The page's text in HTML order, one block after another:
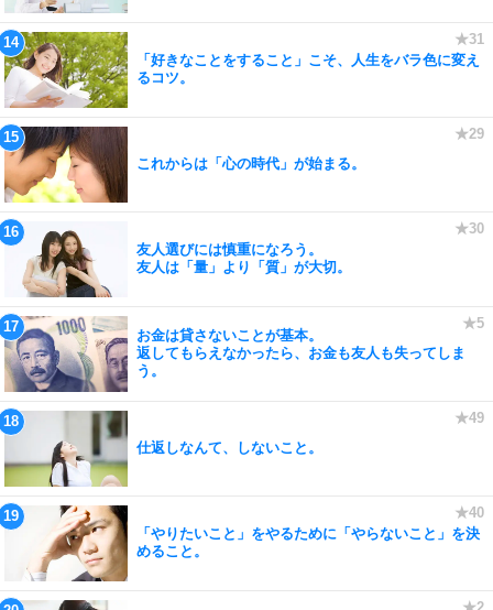
「好きなことをすること」こそ、人生をバラ色に変え
るコツ。
これからは「心の時代」が始まる。
友人選びには慎重になろう。
友人は「量」より「質」が大切。
お金は貸さないことが基本。
返してもらえなかったら、お金も友人も失ってしま
う。
仕返しなんて、しないこと。
「やりたいこと」をやるために「やらないこと」を決
めること。